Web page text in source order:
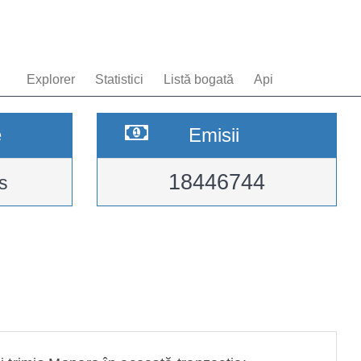
Explorer Statistici Listă bogată Api
Emisii
18446744